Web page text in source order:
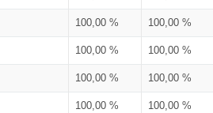
100,00 % 100,00 %
100,00 % 100,00 %
100,00 % 100,00 %
100,00 % 100,00 %